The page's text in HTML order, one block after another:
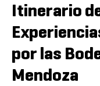
Itinerario
por las
Mendoza